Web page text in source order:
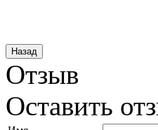
Отзыв
Оставить